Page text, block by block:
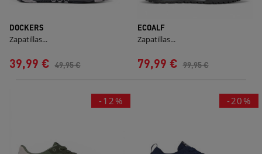
DOCKERS
Zapatillas...
39,99 € 49,95 €
ECOALF
Zapatillas...
79,99 € 99,95 €
-12% -20%